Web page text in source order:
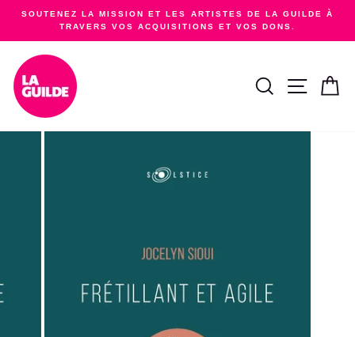
Passer
contenu
SOUTENEZ LA MISSION ET LES ARTISTES DE LA GUILDE À
TRAVERS VOS ACQUISITIONS ET VOS DONS.
RECHERCHER